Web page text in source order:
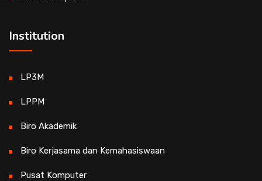
Institution
LP3M
LPPM
Biro Akademik
Biro Kerjasama dan Kemahasiswaan
Pusat Komputer